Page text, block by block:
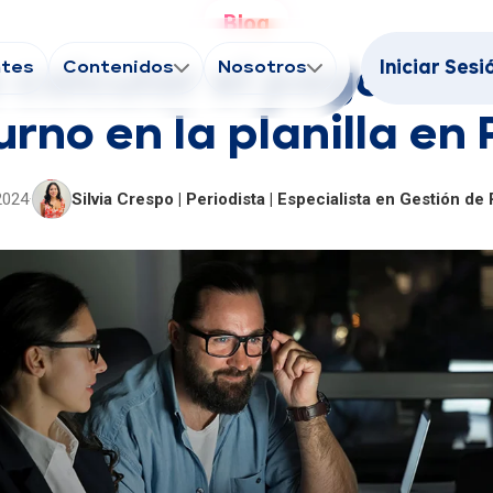
Contenidos Nosotros Iniciar
Blog
calcular el pago del
en la planilla en
· Silvia Crespo | Periodista | Especialista en Gestión de